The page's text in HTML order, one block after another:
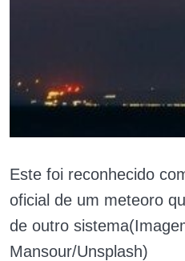
Este foi reconhecido
oficial de um meteoro
de outro
Mansour/Unsplash)